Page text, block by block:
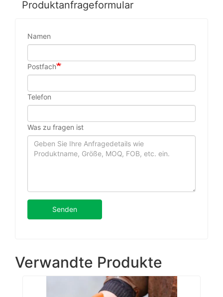
Produktanfrageformular
Namen
Postfach
Telefon
Was zu fragen ist
Senden
Verwandte Produkte